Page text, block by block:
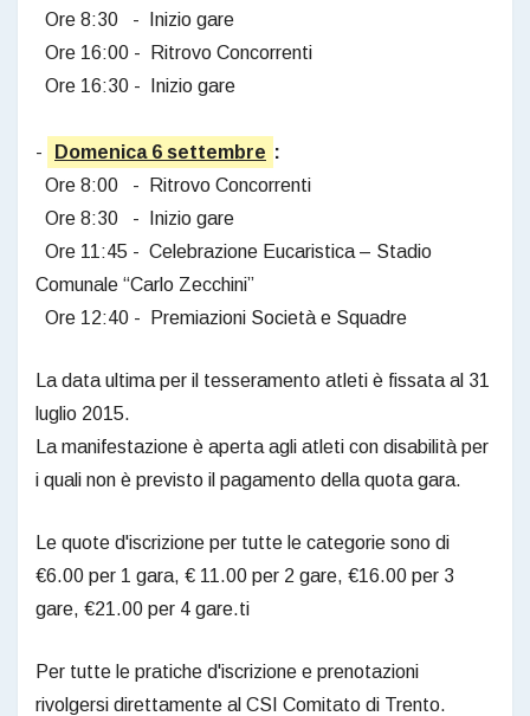
Ore 8:30 - Inizio gare
Ore 16:00 - Ritrovo Concorrenti
Ore 16:30 - Inizio gare
- Domenica 6 settembre :
Ore 8:00 - Ritrovo Concorrenti
Ore 8:30 - Inizio gare
Ore 11:45 - Celebrazione Eucaristica – Stadio
Comunale “Carlo Zecchini”
Ore 12:40 - Premiazioni Società e Squadre
La data ultima per il tesseramento atleti è fissata al 31
luglio 2015.
La manifestazione è aperta agli atleti con disabilità per
i quali non è previsto il pagamento della quota gara.
Le quote d'iscrizione per tutte le categorie sono di
€6.00 per 1 gara, € 11.00 per 2 gare, €16.00 per 3
gare, €21.00 per 4 gare.ti
Per tutte le pratiche d'iscrizione e prenotazioni
rivolgersi direttamente al CSI Comitato di Trento.